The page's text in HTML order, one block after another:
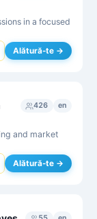
in a focused
Alătură-te →
426 en
and market
Alătură-te →